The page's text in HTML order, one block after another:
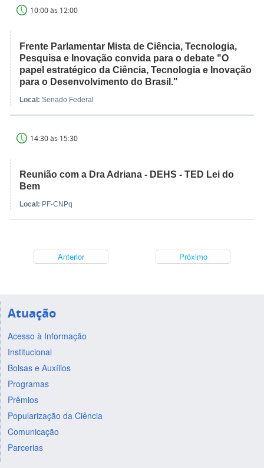
10:00 às 12:00
Frente Parlamentar Mista de Ciência, Tecnologia,
Pesquisa e Inovação convida para o debate "O
papel estratégico da Ciência, Tecnologia e Inovação
para o Desenvolvimento do Brasil."
Local: Senado Federal
14:30 às 15:30
Reunião com a Dra Adriana - DEHS - TED Lei do
Bem
Local: PF-CNPq
Anterior Próximo
Atuação
Acesso à Informação
Institucional
Bolsas e Auxílios
Programas
Prêmios
Popularização da Ciência
Comunicação
Parcerias